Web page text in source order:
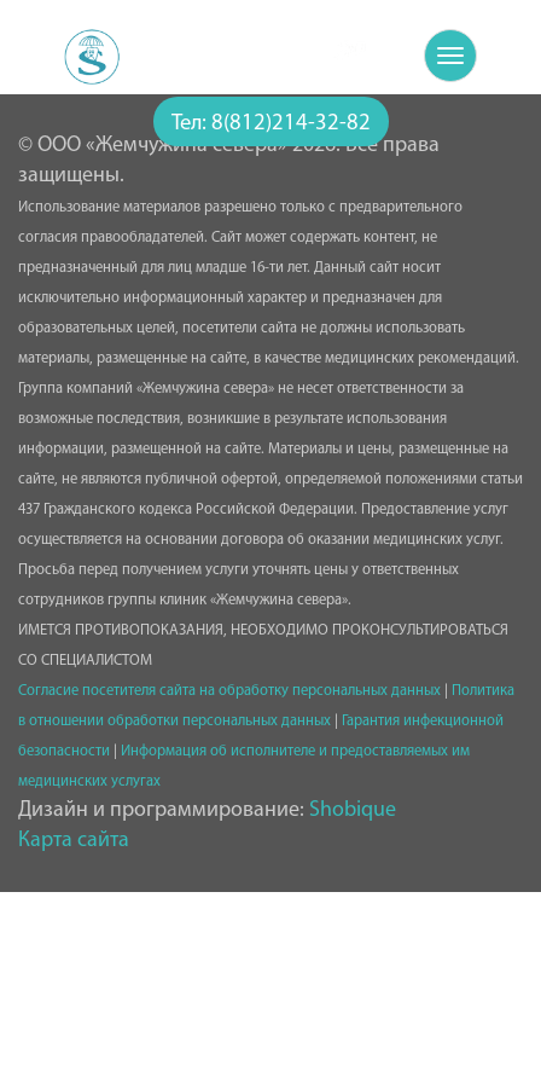
Toggle
Тел: 8(812)214-32-82
© ООО «Жемчужина севера» 2026. Все права
защищены.
Использование материалов разрешено только с предварительного
согласия правообладателей. Сайт может содержать контент, не
предназначенный для лиц младше 16-ти лет. Данный сайт носит
исключительно информационный характер и предназначен для
образовательных целей, посетители сайта не должны использовать
материалы, размещенные на сайте, в качестве медицинских рекомендаций.
Группа компаний «Жемчужина севера» не несет ответственности за
возможные последствия, возникшие в результате использования
информации, размещенной на сайте. Материалы и цены, размещенные на
сайте, не являются публичной офертой, определяемой положениями статьи
437 Гражданского кодекса Российской Федерации. Предоставление услуг
осуществляется на основании договора об оказании медицинских услуг.
Просьба перед получением услуги уточнять цены у ответственных
сотрудников группы клиник «Жемчужина севера».
ИМЕТСЯ ПРОТИВОПОКАЗАНИЯ, НЕОБХОДИМО ПРОКОНСУЛЬТИРОВАТЬСЯ
СО СПЕЦИАЛИСТОМ
Согласие посетителя сайта на обработку персональных данных Политика
в отношении обработки персональных данных Гарантия инфекционной
безопасности Информация об исполнителе и предоставляемых им
медицинских услугах
Дизайн и программирование: Shobique
Карта сайта